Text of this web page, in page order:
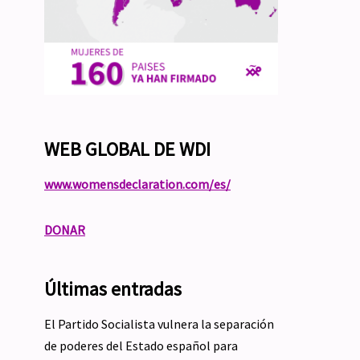
WEB GLOBAL DE WDI
www.womensdeclaration.com/es/
DONAR
Últimas entradas
El Partido Socialista vulnera la separación
de poderes del Estado español para